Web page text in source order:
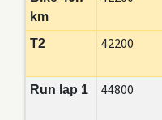
km
T2 42200
Run lap 1 44800